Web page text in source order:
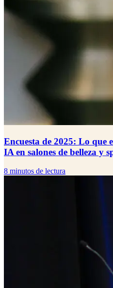
Encuesta de 2025: Lo que
IA en salones de belleza y
8 minutos de lectura